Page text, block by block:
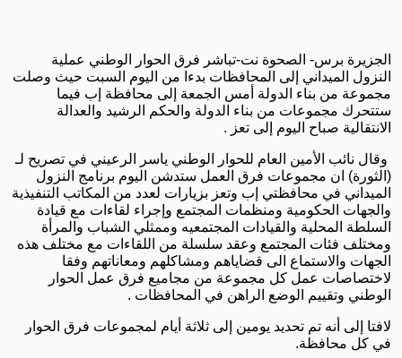
الجزيرة برس- الصحوة نت-تباشر فرق الحوار الوطني عملية
النزول الميداني إلى المحافظات بدءا من اليوم السبت حيث وصلت
مجموعة من بناء الدولة أمس الجمعة إلى محافظة إب فيما
ستتحرك مجموعات من بناء الدولة والحكم الرشيد والعدالة
الانتقالية صباح اليوم إلى تعز .
وقال نائب الأمين العام للحوار الوطني ياسر الرعيني في تصريح لـ
(الثورة) ان مجموعات فرق العمل ستدشن اليوم برنامج النزول
الميداني في محافظتي إب وتعز بزيارات لعدد من المكاتب التنفيذية
والجهات الحكومية ومنظمات المجتمع وإجراء لقاءات مع قيادة
السلطة المحلية والقيادات المجتمعيه وممثلي الشباب والمرأة
ومختلف فئات المجتمع وعقد سلسلة من اللقاءات مع مختلف هذه
الجهات والاستماع الى قضاياهم ومشاكلهم ومعاناتهم وفقا
لاختصاصات عمل كل مجموعة من مجاميع فرق عمل الحوار
الوطني وتقييم الوضع الراهن في المحافظات .
لافتا إلى أنه تم تحديد يومين إلى ثلاثة أيام لمجموعات فرق الحوار
في كل محافظة.